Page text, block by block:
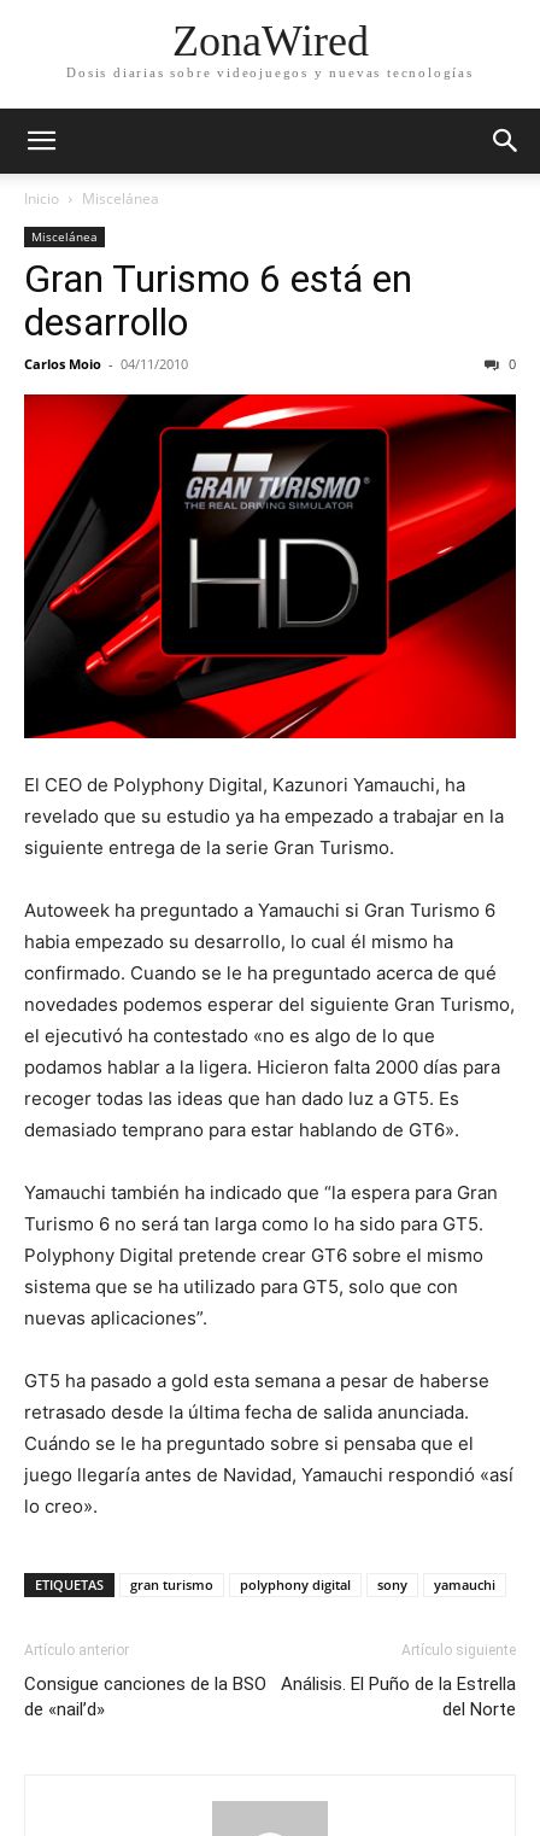
ZonaWired
Dosis diarias sobre videojuegos y nuevas tecnologías
Inicio Miscelánea
Miscelánea
Gran Turismo 6 está en
desarrollo
Carlos Moio - 04/11/2010 0
El CEO de Polyphony Digital, Kazunori Yamauchi, ha
revelado que su estudio ya ha empezado a trabajar en la
siguiente entrega de la serie Gran Turismo.
Autoweek ha preguntado a Yamauchi si Gran Turismo 6
habia empezado su desarrollo, lo cual él mismo ha
confirmado. Cuando se le ha preguntado acerca de qué
novedades podemos esperar del siguiente Gran Turismo,
el ejecutivó ha contestado «no es algo de lo que
podamos hablar a la ligera. Hicieron falta 2000 días para
recoger todas las ideas que han dado luz a GT5. Es
demasiado temprano para estar hablando de GT6».
Yamauchi también ha indicado que “la espera para Gran
Turismo 6 no será tan larga como lo ha sido para GT5.
Polyphony Digital pretende crear GT6 sobre el mismo
sistema que se ha utilizado para GT5, solo que con
nuevas aplicaciones”.
GT5 ha pasado a gold esta semana a pesar de haberse
retrasado desde la última fecha de salida anunciada.
Cuándo se le ha preguntado sobre si pensaba que el
juego llegaría antes de Navidad, Yamauchi respondió «así
lo creo».
ETIQUETAS gran turismo polyphony digital sony yamauchi
Artículo anterior
Consigue canciones de la BSO
de «nail’d»
Artículo siguiente
Análisis. El Puño de la Estrella
del Norte